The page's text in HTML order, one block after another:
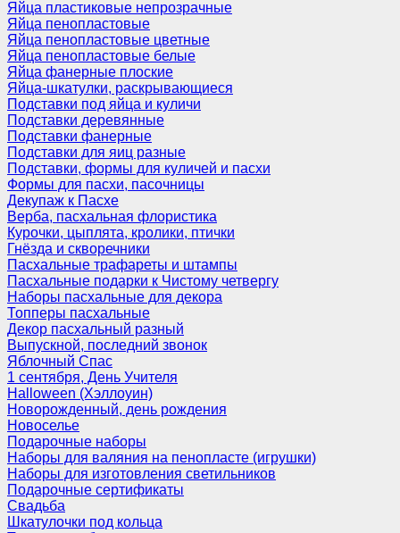
Яйца пластиковые непрозрачные
Яйца пенопластовые
Яйца пенопластовые цветные
Яйца пенопластовые белые
Яйца фанерные плоские
Яйца-шкатулки, раскрывающиеся
Подставки под яйца и куличи
Подставки деревянные
Подставки фанерные
Подставки для яиц разные
Подставки, формы для куличей и пасхи
Формы для пасхи, пасочницы
Декупаж к Пасхе
Верба, пасхальная флористика
Курочки, цыплята, кролики, птички
Гнёзда и скворечники
Пасхальные трафареты и штампы
Пасхальные подарки к Чистому четвергу
Наборы пасхальные для декора
Топперы пасхальные
Декор пасхальный разный
Выпускной, последний звонок
Яблочный Спас
1 сентября, День Учителя
Halloween (Хэллоуин)
Новорожденный, день рождения
Новоселье
Подарочные наборы
Наборы для валяния на пенопласте (игрушки)
Наборы для изготовления светильников
Подарочные сертификаты
Свадьба
Шкатулочки под кольца